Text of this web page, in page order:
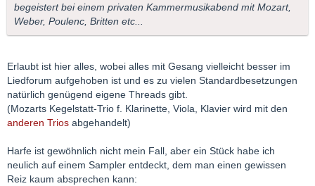
begeistert bei einem privaten Kammermusikabend mit Mozart,
Weber, Poulenc, Britten etc...
Erlaubt ist hier alles, wobei alles mit Gesang vielleicht besser im
Liedforum aufgehoben ist und es zu vielen Standardbesetzungen
natürlich genügend eigene Threads gibt.
(Mozarts Kegelstatt-Trio f. Klarinette, Viola, Klavier wird mit den
anderen Trios abgehandelt)
Harfe ist gewöhnlich nicht mein Fall, aber ein Stück habe ich
neulich auf einem Sampler entdeckt, dem man einen gewissen
Reiz kaum absprechen kann: